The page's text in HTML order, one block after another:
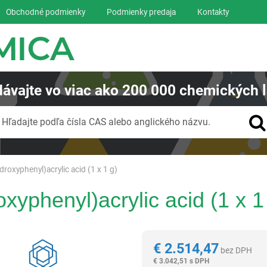
acid (1 x 1 g)
acid (1 x
€2.514,47 bez DPH
€ 3.042,51 s DPH
Obchodné podmienky Podmienky predaja Kontakty
vo viac ako200 000 chemických
Hľadajte podľa čísla CAS alebo anglického názvu.